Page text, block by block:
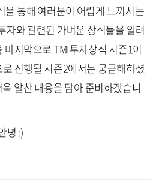
을 통해 여러분이 어렵게 느끼시는
자와 관련된 가벼운 상식들을 알려
마지막으로 TMI투자상식 시즌1이
진행될 시즌2에서는 궁금해하셨
알찬 내용을 담아 준비하겠습니
녕 :)